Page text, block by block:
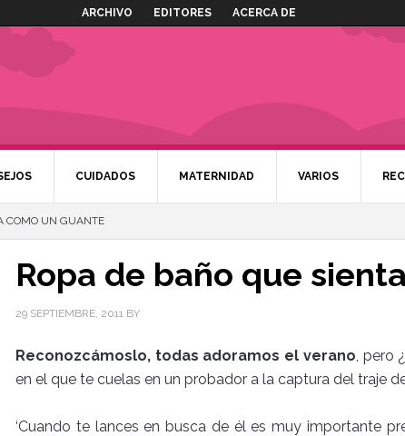
ARCHIVO EDITORES ACERCA DE
CUIDADOS MATERNIDAD VARIOS
COMO UN GUANTE
Ropa de baño que
29 SEPTIEMBRE, 2011 BY
Reconozcámoslo, todas adoramos el verano, pero
en el que te cuelas en un probador a la captura del traje
‘Cuando te lances en busca de él es muy importante